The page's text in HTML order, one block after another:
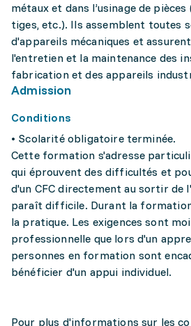
métaux et dans l’usinage de pièces
tiges, etc.). Ils assemblent toutes
d'appareils mécaniques et
l'entretien et la maintenance des
fabrication et des appareils
Admission
Conditions
• Scolarité obligatoire terminée.
Cette formation s'adresse
qui éprouvent des difficultés et
d'un CFC directement au sortir de
paraît difficile. Durant la
la pratique. Les exigences sont
professionnelle que lors d'un
personnes en formation sont
bénéficier d'un appui individuel.
Pour plus d'informations sur les